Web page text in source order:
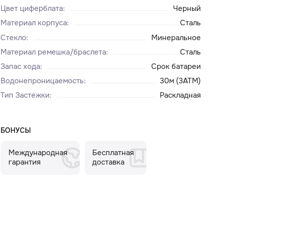
Цвет циферблата:
Черный
Материал корпуса:
Сталь
Стекло:
Минеральное
Материал ремешка/браслета:
Сталь
Запас хода:
Срок батареи
Водонепроницаемость:
30м (3ATM)
Тип Застежки: Раскладная
БОНУСЫ
Международная
гарантия
Бесплатная
доставка
Сервисный центр